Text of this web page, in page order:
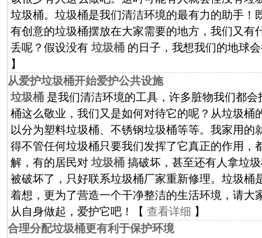
垃圾桶。垃圾桶是我们清洁环境的最有力的助手！
有创意的垃圾桶摆放在大家需要的地方，我们又有
丢呢？假设没有垃圾桶 的日子，我想我们的地球
】
从爱护垃圾桶开始爱护公共设施
垃圾桶 是我们清洁环境的工具，许多脏物我们都
桶这么敬业，我们又是如何对待它的呢？从垃圾桶
以分为塑料垃圾桶、不锈钢垃圾桶等等。我家用的
得不管任何垃圾桶只要我们发挥了它真正的作用，
解，有的居民对垃圾桶 搞破坏，甚至还有人拿垃
被破坏了，只好联系垃圾桶厂家重新修理。垃圾桶
着想，更为了营造一个干净整洁的生活环境，请大
从自身做起，爱护它吧！【 查看详细 】
合理分配垃圾桶更有利于保护环境